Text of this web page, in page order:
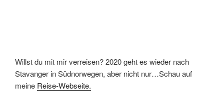
Willst du mit mir verreisen? 2020 geht es wieder nach
Stavanger in Südnorwegen, aber nicht nur…Schau auf
meine Reise-Webseite.